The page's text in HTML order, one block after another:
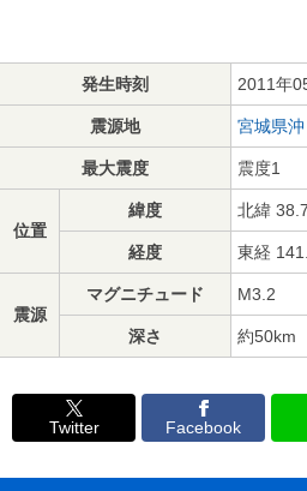
発生時刻 2011年
震源地 宮城県沖
最大震度 震度1
位置
緯度 北緯
経度 東経
震源
マグニチュード M3.2
深さ 約50km
Twitter Facebook